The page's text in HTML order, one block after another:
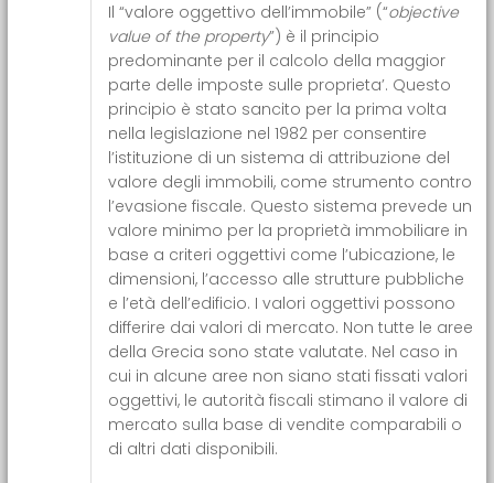
Il “valore oggettivo dell’immobile” (“objective
value of the property”) è il principio
predominante per il calcolo della maggior
parte delle imposte sulle proprieta’. Questo
principio è stato sancito per la prima volta
nella legislazione nel 1982 per consentire
l’istituzione di un sistema di attribuzione del
valore degli immobili, come strumento contro
l’evasione fiscale. Questo sistema prevede un
valore minimo per la proprietà immobiliare in
base a criteri oggettivi come l’ubicazione, le
dimensioni, l’accesso alle strutture pubbliche
e l’età dell’edificio. I valori oggettivi possono
differire dai valori di mercato. Non tutte le aree
della Grecia sono state valutate. Nel caso in
cui in alcune aree non siano stati fissati valori
oggettivi, le autorità fiscali stimano il valore di
mercato sulla base di vendite comparabili o
di altri dati disponibili.